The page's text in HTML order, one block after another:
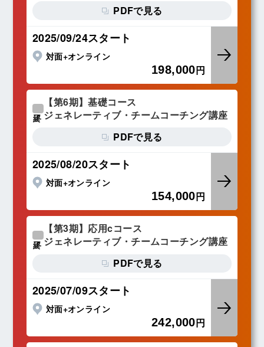
PDFで見る
2025/09/24スタート
対面+オンライン
198,000円
【第6期】基礎コース
ジェネレーティブ・チームコーチング講座
PDFで見る
2025/08/20スタート
対面+オンライン
154,000円
【第3期】応用cコース
ジェネレーティブ・チームコーチング講座
PDFで見る
2025/07/09スタート
対面+オンライン
242,000円